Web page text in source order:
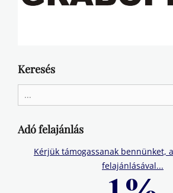
Keresés
for:
Adó felajánlás
Kérjük támogassanak bennünket,
felajánlásával...